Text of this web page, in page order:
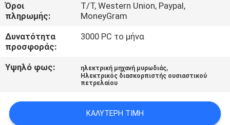
ΈΝΑ
ΑΠΌΣΠΑΣΜΑ
SHOPPING
SITEMAP
Όροι
πληρωμής:
T/T, Western Union, Paypal,
MoneyGram
Δυνατότητα
προσφοράς:
3000 PC το μήνα
Υψηλό φως: ηλεκτρική μηχανή μυρωδιάς,
Ηλεκτρικός διασκορπιστής ουσιαστικού
πετρελαίου
ΚΑΛΎΤΕΡΗ ΤΙΜΉ